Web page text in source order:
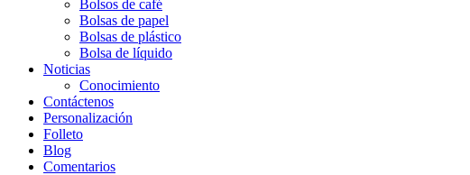
Bolsos de café
Bolsas de papel
Bolsas de plástico
Bolsa de líquido
Noticias
Conocimiento
Contáctenos
Personalización
Folleto
Blog
Comentarios